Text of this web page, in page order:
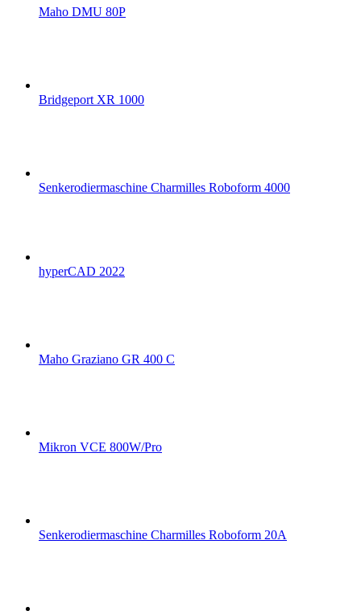
Maho DMU 80P
Bridgeport XR 1000
Senkerodiermaschine Charmilles Roboform 4000
hyperCAD 2022
Maho Graziano GR 400 C
Mikron VCE 800W/Pro
Senkerodiermaschine Charmilles Roboform 20A